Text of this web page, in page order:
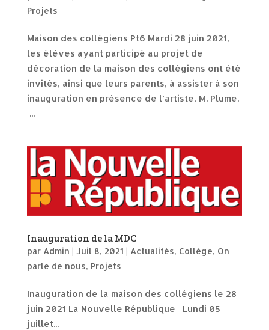
Projets
Maison des collégiens Pt6 Mardi 28 juin 2021,
les élèves ayant participé au projet de
décoration de la maison des collégiens ont été
invités, ainsi que leurs parents, à assister à son
inauguration en présence de l’artiste, M. Plume.
...
Inauguration de la MDC
par Admin | Juil 8, 2021 | Actualités, Collège, On
parle de nous, Projets
Inauguration de la maison des collégiens le 28
juin 2021 La Nouvelle République Lundi 05
juillet...